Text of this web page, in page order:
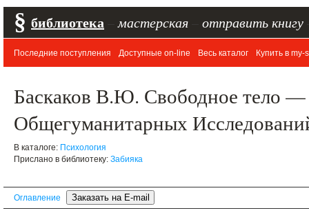
§ библиотека мастерская отправить книгу
Последние поступления Доступные on-line Весь каталог Купить в my-
Баскаков В.Ю. Свободное тело
Общегуманитарных
В каталоге: Психология
Прислано в библиотеку: Забияка
Оглавление